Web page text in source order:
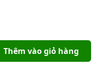
Thêm vào giỏ hàng